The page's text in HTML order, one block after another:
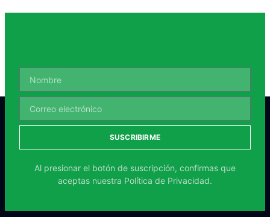
SUSCRIBIRME
Al presionar el botón de suscripción, confirmas que
aceptas nuestra Política de Privacidad.